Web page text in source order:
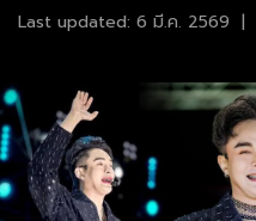
Last updated: 6 มี.ค. 2569 |